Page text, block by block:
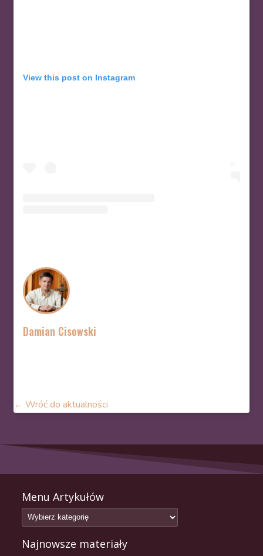
View this post on Instagram
Damian Cisowski
← Wróć do aktualności
Menu Artykułów
Najnowsze materiały